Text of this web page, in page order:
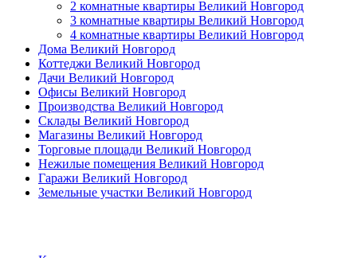
2 комнатные квартиры Великий Новгород
3 комнатные квартиры Великий Новгород
4 комнатные квартиры Великий Новгород
Дома Великий Новгород
Коттеджи Великий Новгород
Дачи Великий Новгород
Офисы Великий Новгород
Производства Великий Новгород
Склады Великий Новгород
Магазины Великий Новгород
Торговые площади Великий Новгород
Нежилые помещения Великий Новгород
Гаражи Великий Новгород
Земельные участки Великий Новгород